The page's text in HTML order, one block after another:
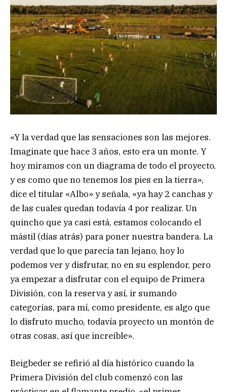
«Y la verdad que las sensaciones son las mejores.
Imaginate que hace 3 años, esto era un monte. Y
hoy miramos con un diagrama de todo el proyecto,
y es como que no tenemos los pies en la tierra»,
dice el titular «Albo» y señala, «ya hay 2 canchas y
de las cuales quedan todavía 4 por realizar. Un
quincho que ya casi está, estamos colocando el
mástil (días atrás) para poner nuestra bandera. La
verdad que lo que parecía tan lejano, hoy lo
podemos ver y disfrutar, no en su esplendor, pero
ya empezar a disfrutar con el equipo de Primera
División, con la reserva y así, ir sumando
categorías, para mí, como presidente, es algo que
lo disfruto mucho, todavía proyecto un montón de
otras cosas, así que increíble».
Beigbeder se refirió al día histórico cuando la
Primera División del club comenzó con las